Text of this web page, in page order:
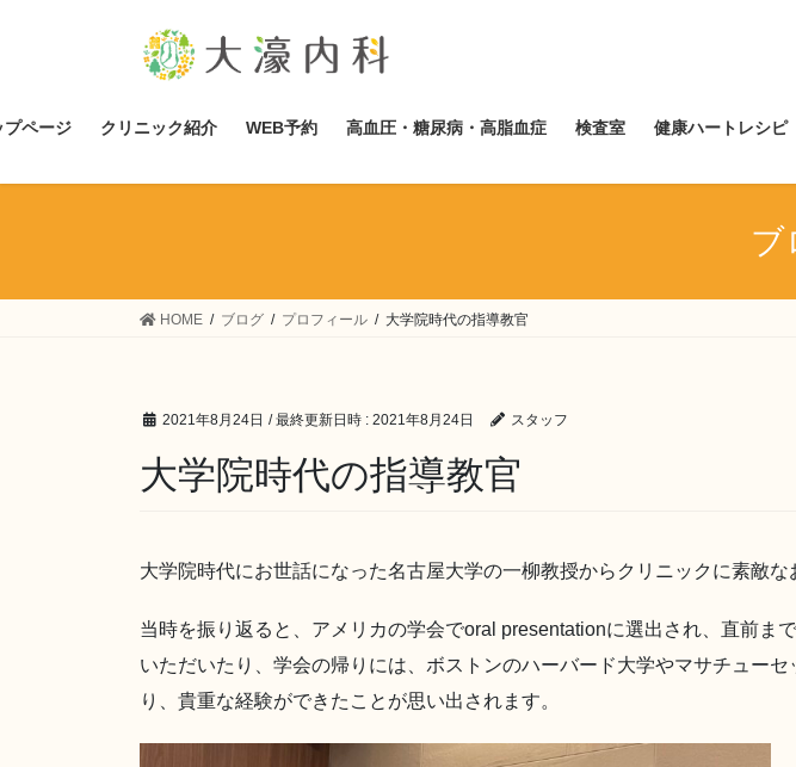
ツ
ス
シ
ン
プページ クリニック紹介 WEB予約 高血圧・糖尿病・高脂血症 検査室 健康ハートレシピ
ブ
HOME ブログ プロフィール 大学院時代の指導教官
2021年8月24日 / 最終更新日時 : 2021年8月24日 スタッフ
大学院時代の指導教官
大学院時代にお世話になった名古屋大学の一柳教授からクリニックに素敵な
当時を振り返ると、アメリカの学会でoral presentationに選出され、直前ま
いただいたり、学会の帰りには、ボストンのハーバード大学やマサチューセ
り、貴重な経験ができたことが思い出されます。